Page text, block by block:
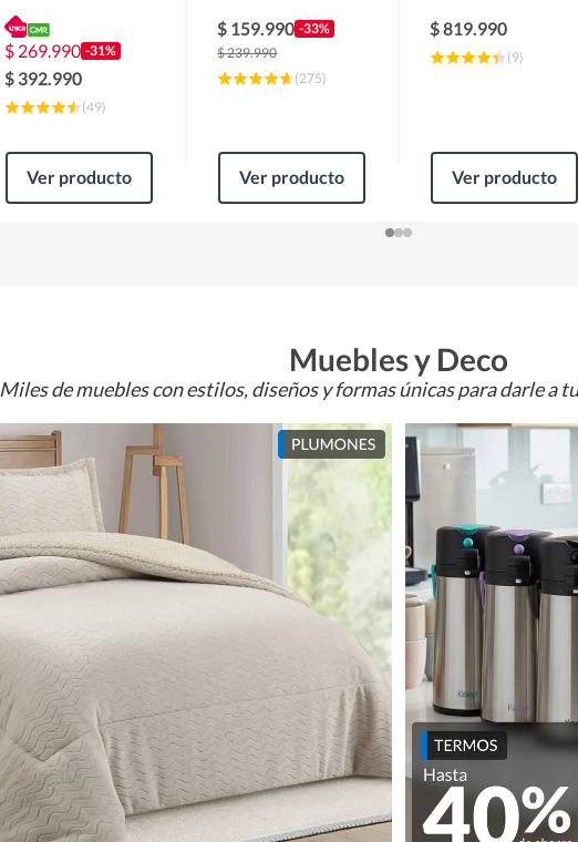
$ 269.990 -31%
$ 392.990
(49)
Ver producto
MD100A100/W2
$ 159.990 -33%
$239.990
(275)
Ver producto
$819.990
(9)
Ver producto
Muebles y Deco
Miles de muebles con estilos, diseños y formas únicas para darle a